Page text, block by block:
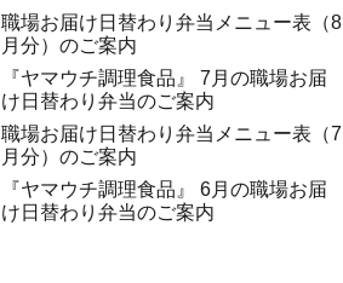
職場お届け日替わり弁当メニュー表（8
月分）のご案内
『ヤマウチ調理食品』 7月の職場お届
け日替わり弁当のご案内
職場お届け日替わり弁当メニュー表（7
月分）のご案内
『ヤマウチ調理食品』 6月の職場お届
け日替わり弁当のご案内